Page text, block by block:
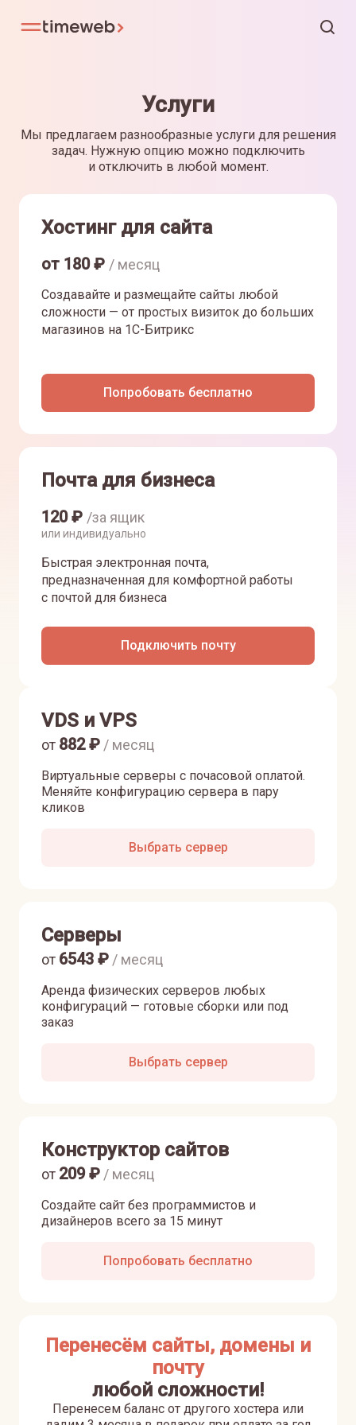
Услуги
Мы предлагаем разнообразные услуги для решения
задач. Нужную опцию можно подключить
и отключить в любой момент.
Хостинг для сайта
от 180₽ / месяц
Создавайте и размещайте сайты любой
сложности — от простых визиток до больших
магазинов на 1С-Битрикс
Попробовать бесплатно
Почта для бизнеса
120₽ /за ящик
или индивидуально
Быстрая электронная почта,
предназначенная для комфортной работы
с почтой для бизнеса
Подключить почту
VDS и VPS
Виртуальные серверы с почасовой оплатой.
Меняйте конфигурацию сервера в пару
кликов
от 882₽ / месяц
Выбрать сервер
Серверы
Аренда физических серверов любых
конфигураций — готовые сборки или под
заказ
от 6543 ₽ / месяц
Выбрать сервер
Конструктор сайтов
Создайте сайт без программистов и
дизайнеров всего за 15 минут
от 209₽ / месяц
Попробовать бесплатно
Перенесём сайты, домены и
почту
любой сложности!
Перенесем баланс от другого хостера или